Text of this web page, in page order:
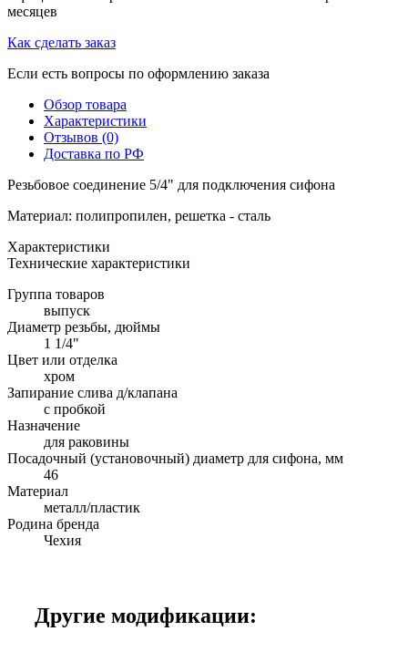
месяцев
Как сделать заказ
Если есть вопросы по оформлению заказа
Обзор товара
Характеристики
Отзывов (0)
Доставка по РФ
Резьбовое соединение 5/4" для подключения сифона
Материал: полипропилен, решетка - сталь
Характеристики
Технические характеристики
Группа товаров
выпуск
Диаметр резьбы, дюймы
1 1/4"
Цвет или отделка
хром
Запирание слива д/клапана
с пробкой
Назначение
для раковины
Посадочный (установочный) диаметр для сифона, мм
46
Материал
металл/пластик
Родина бренда
Чехия
Другие модификации: